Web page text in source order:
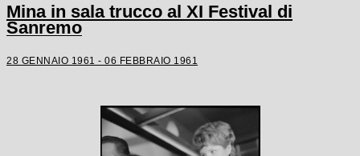
Mina in sala trucco al XI Festival di
Sanremo
28 GENNAIO 1961 - 06 FEBBRAIO 1961